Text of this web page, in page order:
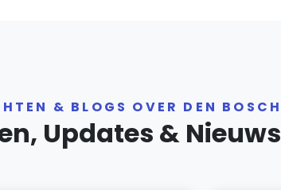
& BLOGS OVER DEN BOSCH
Updates & Nieuws